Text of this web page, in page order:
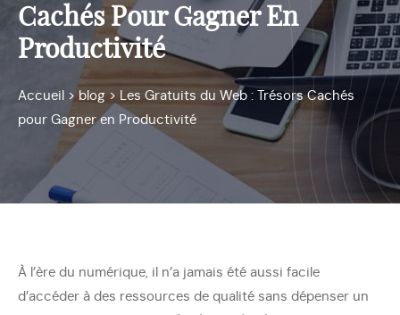
Cachés Pour Gagner En
Productivité
Accueil > blog > Les Gratuits du Web : Trésors Cachés
pour Gagner en Productivité
À l’ère du numérique, il n’a jamais été aussi facile
d’accéder à des ressources de qualité sans dépenser un